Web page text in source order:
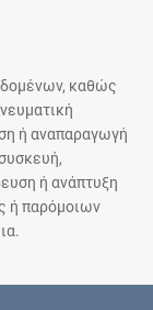
καθώς
ή αναπαραγωγή
ή ανάπτυξη
ή παρόμοιων